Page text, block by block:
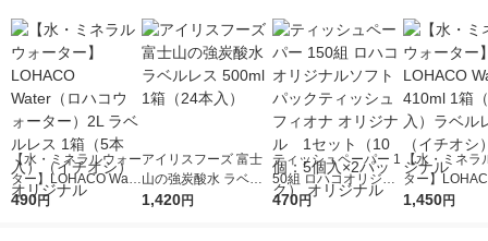
【水・ミネラルウォー
ター】LOHACO Wate
r（ロハコウォータ
490円
アイリスフーズ 富士
山の強炭酸水 ラベル
レス 500ml 1箱（24
1,420円
ティッシュペーパー 1
50組 ロハコオリジナ
ルソフトパックティッ
470円
【水・ミネラ
ター】
r 410ml 1箱（
1,450円